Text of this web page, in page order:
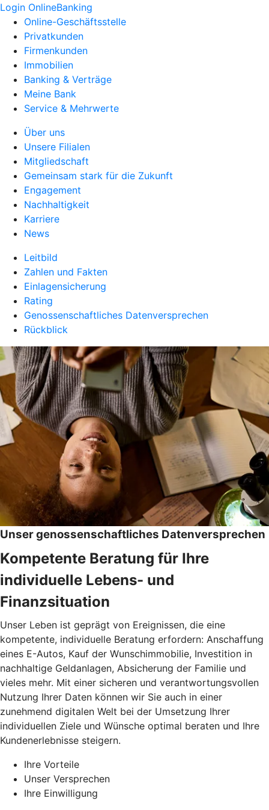
Login OnlineBanking
Online-Geschäftsstelle
Privatkunden
Firmenkunden
Immobilien
Banking & Verträge
Meine Bank
Service & Mehrwerte
Über uns
Unsere Filialen
Mitgliedschaft
Gemeinsam stark für die Zukunft
Engagement
Nachhaltigkeit
Karriere
News
Leitbild
Zahlen und Fakten
Einlagensicherung
Rating
Genossenschaftliches Datenversprechen
Rückblick
Unser genossenschaftliches Datenversprechen
Kompetente Beratung für Ihre
individuelle Lebens- und
Finanzsituation
Unser Leben ist geprägt von Ereignissen, die eine
kompetente, individuelle Beratung erfordern: Anschaffung
eines E-Autos, Kauf der Wunschimmobilie, Investition in
nachhaltige Geldanlagen, Absicherung der Familie und
vieles mehr. Mit einer sicheren und verantwortungsvollen
Nutzung Ihrer Daten können wir Sie auch in einer
zunehmend digitalen Welt bei der Umsetzung Ihrer
individuellen Ziele und Wünsche optimal beraten und Ihre
Kundenerlebnisse steigern.
Ihre Vorteile
Unser Versprechen
Ihre Einwilligung